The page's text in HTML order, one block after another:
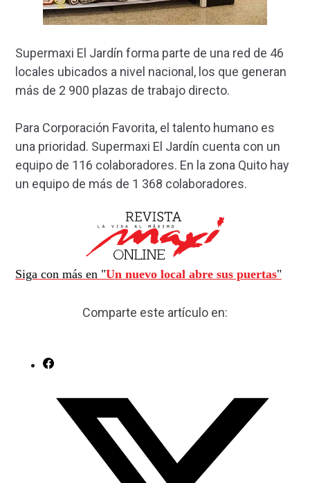
Supermaxi El Jardín forma parte de una red de 46
locales ubicados a nivel nacional, los que generan
más de 2 900 plazas de trabajo directo.
Para Corporación Favorita, el talento humano es
una prioridad. Supermaxi El Jardín cuenta con un
equipo de 116 colaboradores. En la zona Quito hay
un equipo de más de 1 368 colaboradores.
Siga con más en "Un nuevo local abre sus puertas"
Comparte este artículo en: